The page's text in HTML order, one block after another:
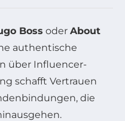
Boss oder About
authentische
über Influencer-
schafft Vertrauen
die